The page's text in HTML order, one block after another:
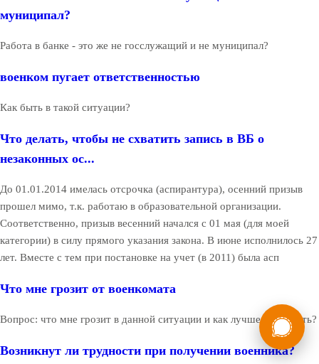
муниципал?
Работа в банке - это же не госслужащий и не муниципал?
военком пугает ответственностью
Как быть в такой ситуации?
Что делать, чтобы не схватить запись в ВБ о
незаконных ос...
До 01.01.2014 имелась отсрочка (аспирантура), осенний призыв
прошел мимо, т.к. работаю в образовательной организации.
Соответственно, призыв весенний начался с 01 мая (для моей
категории) в силу прямого указания закона. В июне исполнилось 27
лет. Вместе с тем при постановке на учет (в 2011) была асп
Что мне грозит от военкомата
Вопрос: что мне грозит в данной ситуации и как лучше поступить?
Возникнут ли трудности при получении военника?
консультация